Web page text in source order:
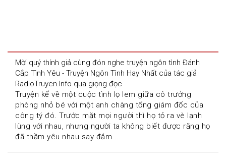
Mời quý thính giả cùng đón nghe truyện ngôn tình Đánh
Cắp Tình Yêu - Truyện Ngôn Tình Hay Nhất của tác giả
RadioTruyen.Info qua giọng đọc
Truyện kể về một cuộc tình lọ lem giữa cô trưởng
phòng nhỏ bé với một anh chàng tổng giám đốc của
công tý đó. Trước mặt mọi người thì họ tỏ ra vè lạnh
lùng với nhau, nhưng người ta không biết được răng họ
đã thầm yêu nhau say đắm....